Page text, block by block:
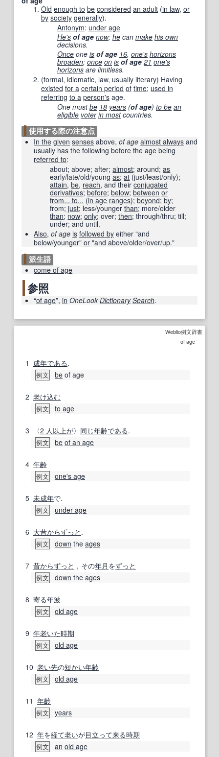
Old enough to be considered an adult (in law, or
by society generally).
Antonym: under age
He's of age now: he can make his own
decisions.
Once one is of age 16, one's horizons
broaden; once on is of age 21 one's
horizons are limitless.
(formal, idiomatic, law, usually literary) Having
existed for a certain period of time; used in
referring to a person's age.
One mustbe 18 years (of age) to be an
eligible voter in mostcountries.
使用する際の注意点
In the given senses above, of age almost always and
usually has the following before the age being
referred to:
about; above; after;almost; around;as
early/late/old/youngas;at (just/least/only);
attain,be, reach, and theirconjugated
derivatives;before;below;between or
from... to... (in age ranges);beyond;by;
from;just; less/youngerthan; more/older
than;now;only; over;then; through/thru; till;
under; and until.
Also, of age is followed by either "and
below/younger" or "and above/older/over/up."
派生語
come of age
参照
“of age”, in OneLook Dictionary Search.
Weblio例文辞書
of age
1 成年である.
例文 be of age
2 老け込む
例文 to age
3 〈2 人 以上が〉 同じ年齢である.
例文 be of an age
4 年齢
例文 one's age
5 未成年で.
例文 under age
6 大昔からずっと .
例文 down the ages
7 昔からずっと ，その年月 をずっと
例文 down the ages
8 寄る年波
例文 old age
9 年老いた時期
例文 old age
10 老い先の短かい年齢
例文 old age
11 年齡
例文 years
12 年を経て老いが目立って来る時期
例文 an old age